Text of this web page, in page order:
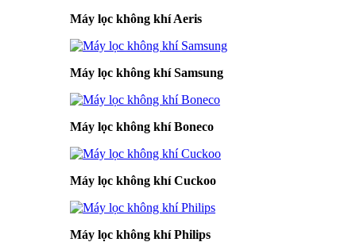
Máy lọc không khí Aeris
Máy lọc không khí Samsung
Máy lọc không khí Boneco
Máy lọc không khí Cuckoo
Máy lọc không khí Philips